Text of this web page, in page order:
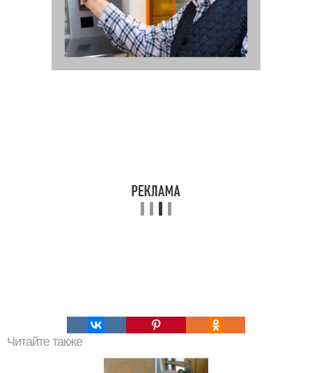
Читайте также